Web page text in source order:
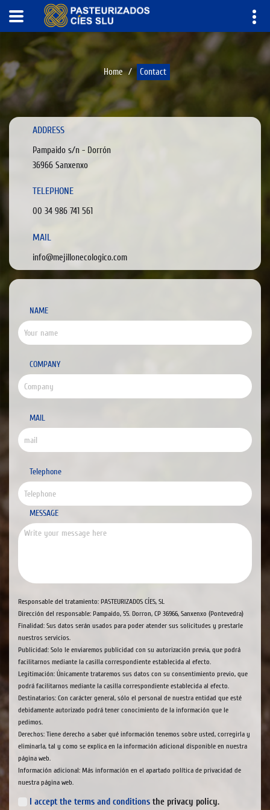
Home Contact
ADDRESS
Pampaido s/n - Dorrón
36966 Sanxenxo
TELEPHONE
00 34 986 741 561
MAIL
info@mejillonecologico.com
NAME
COMPANY
MAIL
Telephone
MESSAGE
Responsable del tratamiento: PASTEURIZADOS CÍES, SL
Dirección del responsable: Pampaido, 55. Dorron, CP 36966, Sanxenxo (Pontevedra)
Finalidad: Sus datos serán usados para poder atender sus solicitudes y prestarle
nuestros servicios.
Publicidad: Solo le enviaremos publicidad con su autorización previa, que podrá
facilitarnos mediante la casilla correspondiente establecida al efecto.
Legitimación: Únicamente trataremos sus datos con su consentimiento previo, que
podrá facilitarnos mediante la casilla correspondiente establecida al efecto.
Destinatarios: Con carácter general, sólo el personal de nuestra entidad que esté
debidamente autorizado podrá tener conocimiento de la información que le
pedimos.
Derechos: Tiene derecho a saber qué información tenemos sobre usted, corregirla y
eliminarla, tal y como se explica en la información adicional disponible en nuestra
página web.
Información adicional: Más información en el apartado política de privacidad de
nuestra página web.
I accept the terms and conditions the privacy policy.